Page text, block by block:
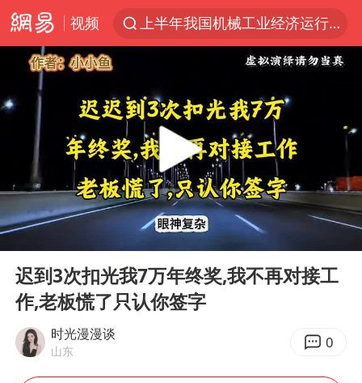
视频
上半年我国机械工业经济运行稳中有进
A股三大股指收涨
“立秋的第一杯奶茶”又爆单了
直击泰国校园6死枪击案现场
四川宜宾市高县发生4.9级地震
台湾海峡南口北上船舶实施交通管制
方程豹钛9新车申报
Play
迟到3次扣光我7万年终奖,我不再对接工
作,老板慌了只认你签字
时光漫漫谈
山东 0